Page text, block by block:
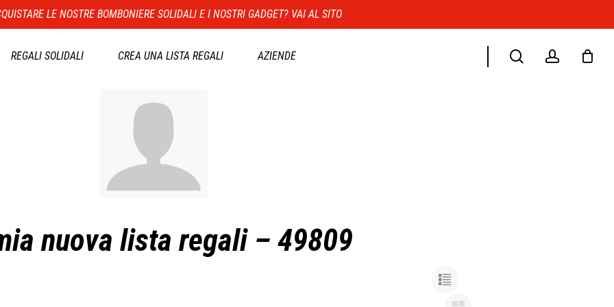
LE NOSTRE BOMBONIERE SOLIDALI E I NOSTRI GADGET? VAI AL SITO
REGALI SOLIDALI CREA UNA LISTA REGALI AZIENDE searchaccount
nuova lista regali – 49809